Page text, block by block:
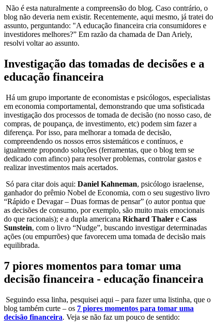
Não é esta naturalmente a compreensão do blog. Caso contrário, o
blog não deveria nem existir. Recentemente, aqui mesmo, já tratei do
assunto, perguntando: "A educação financeira cria consumidores e
investidores melhores?” Em razão da chamada de Dan Ariely,
resolvi voltar ao assunto.
Investigação das tomadas de decisões e a
educação financeira
Há um grupo importante de economistas e psicólogos, especialistas
em economia comportamental, demonstrando que uma sofisticada
investigação dos processos de tomada de decisão (no nosso caso, de
compras, de poupança, de investimento, etc) podem sim fazer a
diferença. Por isso, para melhorar a tomada de decisão,
compreendendo os nossos erros sistemáticos e contínuos, e
igualmente propondo soluções (ferramentas, que o blog tem se
dedicado com afinco) para resolver problemas, controlar gastos e
realizar investimentos mais acertados.
Só para citar dois aqui: Daniel Kahneman, psicólogo israelense,
ganhador do prêmio Nobel de Economia, com o seu sugestivo livro
“Rápido e Devagar – Duas formas de pensar” (o autor pontua que
as decisões de consumo, por exemplo, são muito mais emocionais
do que racionais); e a dupla americana Richard Thaler e Cass
Sunstein, com o livro “Nudge”, buscando investigar determinadas
ações (ou empurrões) que favorecem uma tomada de decisão mais
equilibrada.
7 piores momentos para tomar uma
decisão financeira - educação financeira
Seguindo essa linha, pesquisei aqui – para fazer uma listinha, que o
blog também curte – os 7 piores momentos para tomar uma
decisão financeira. Veja se não faz um pouco de sentido: